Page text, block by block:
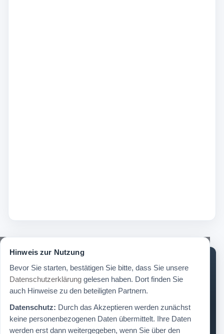
Hinweis zur Nutzung
Bevor Sie starten, bestätigen Sie bitte, dass Sie unsere
Datenschutzerklärung gelesen haben. Dort finden Sie
auch Hinweise zu den beteiligten Partnern.
Datenschutz: Durch das Akzeptieren werden zunächst
keine personenbezogenen Daten übermittelt. Ihre Daten
werden erst dann weitergegeben, wenn Sie über den
Frage zu einem Produkt im
Versicherungsportal?
Sie haben eine konkrete Frage zu einem Produkt
imVersicherungsportal? Nutzen Sie das